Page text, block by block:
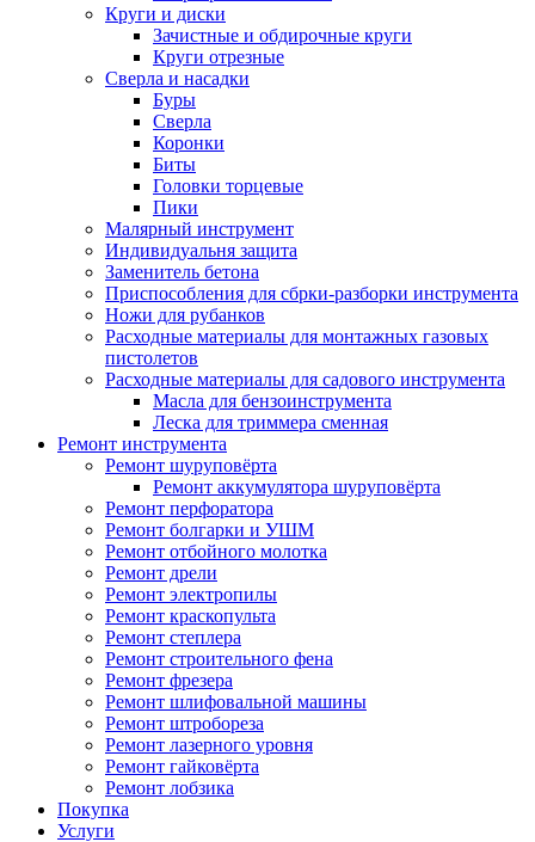
Круги и диски
Зачистные и обдирочные круги
Круги отрезные
Сверла и насадки
Буры
Сверла
Коронки
Биты
Головки торцевые
Пики
Малярный инструмент
Индивидуальня защита
Заменитель бетона
Приспособления для сбрки-разборки инструмента
Ножи для рубанков
Расходные материалы для монтажных газовых
пистолетов
Расходные материалы для садового инструмента
Масла для бензоинструмента
Леска для триммера сменная
Ремонт инструмента
Ремонт шуруповёрта
Ремонт аккумулятора шуруповёрта
Ремонт перфоратора
Ремонт болгарки и УШМ
Ремонт отбойного молотка
Ремонт дрели
Ремонт электропилы
Ремонт краскопульта
Ремонт степлера
Ремонт строительного фена
Ремонт фрезера
Ремонт шлифовальной машины
Ремонт штробореза
Ремонт лазерного уровня
Ремонт гайковёрта
Ремонт лобзика
Покупка
Услуги